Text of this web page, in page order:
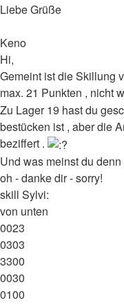
Liebe Grüße
Keno
Hi,
Gemeint ist die Skillung
max. 21 Punkten , nicht
Zu Lager 19 hast du
bestücken ist , aber die
beziffert .
Und was meinst du
oh - danke dir - sorry!
skill Sylvi:
von unten
0023
0303
3300
0030
0100